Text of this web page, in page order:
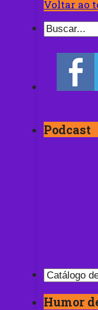
Voltar ao
Podcast
Humor